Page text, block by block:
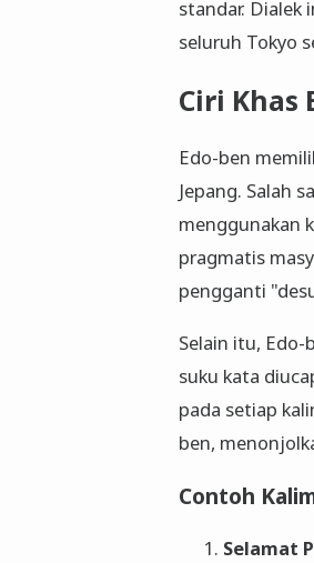
standar. Dialek
seluruh Tokyo
Ciri Khas
Edo-ben
Jepang. Salah
menggunakan
pragmatis
pengganti
Selain itu, Edo-
suku kata
pada setiap
ben,
Contoh
Selamat